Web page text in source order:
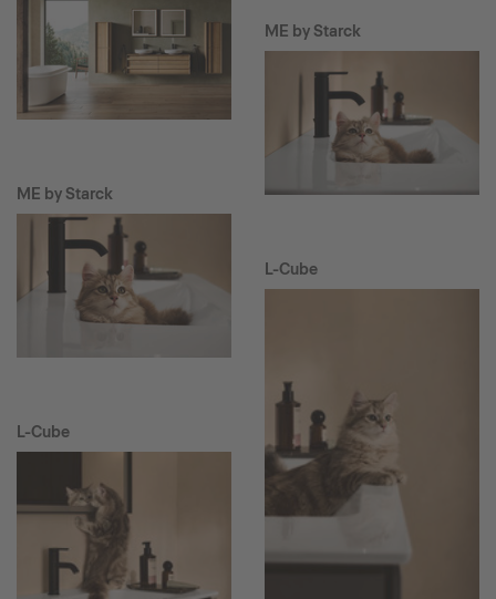
ME by Starck
L-Cube
ME by Starck
L-Cube